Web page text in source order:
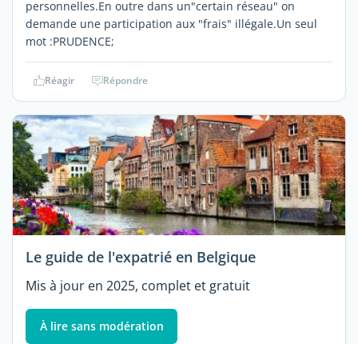
personnelles.En outre dans un"certain réseau" on
demande une participation aux "frais" illégale.Un seul
mot :PRUDENCE;
Réagir Répondre
Le guide de l'expatrié en Belgique
Mis à jour en 2025, complet et gratuit
À lire sans modération